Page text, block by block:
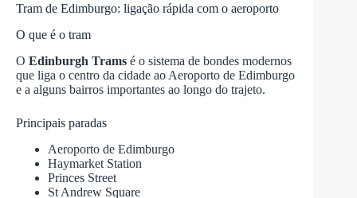
Tram de Edimburgo: ligação rápida com o aeroporto
O que é o tram
O Edinburgh Trams é o sistema de bondes modernos
que liga o centro da cidade ao Aeroporto de Edimburgo
e a alguns bairros importantes ao longo do trajeto.
Principais paradas
Aeroporto de Edimburgo
Haymarket Station
Princes Street
St Andrew Square